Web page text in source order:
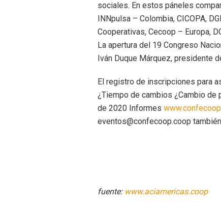
sociales. En estos páneles
INNpulsa – Colombia, CICOPA,
Cooperativas, Cecoop – Europa,
La apertura del 19 Congreso
Iván Duque Márquez, presidente
El registro de inscripciones para
¿Tiempo de cambios ¿Cambio de
de 2020 Informes
eventos@confecoop.coop
fuente: www.aciamericas.coop